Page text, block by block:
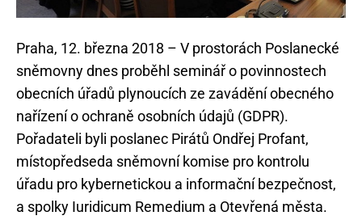
Praha, 12. března 2018 – V prostorách Poslanecké
sněmovny dnes proběhl seminář o povinnostech
obecních úřadů plynoucích ze zavádění obecného
nařízení o ochraně osobních údajů (GDPR).
Pořadateli byli poslanec Pirátů Ondřej Profant,
místopředseda sněmovní komise pro kontrolu
úřadu pro kybernetickou a informační bezpečnost,
a spolky Iuridicum Remedium a Otevřená města.